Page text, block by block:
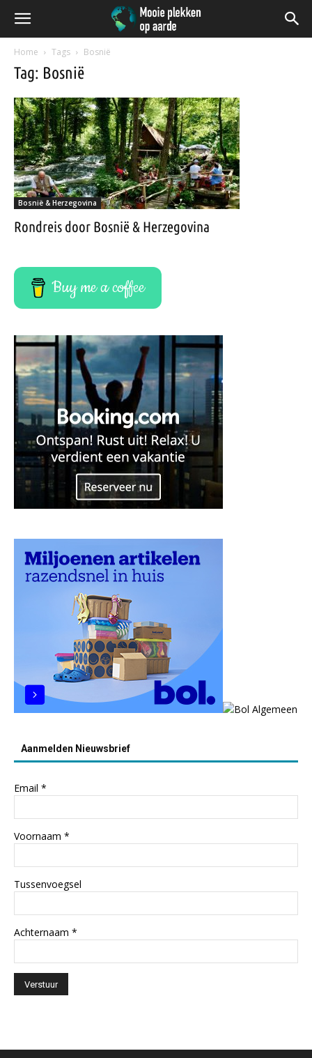
Home Tags Bosnië
Tag: Bosnië
Bosnië & Herzegovina
Rondreis door Bosnië & Herzegovina
Buy me a coffee
Aanmelden Nieuwsbrief
Email *
Voornaam *
Tussenvoegsel
Achternaam *